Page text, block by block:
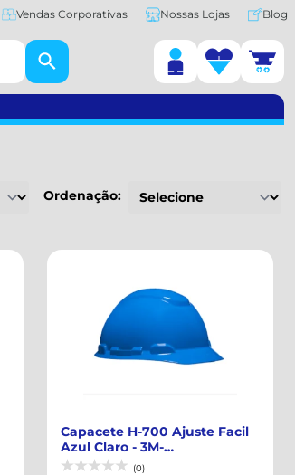
Vendas Corporativas Nossas Lojas Blog
Ordenação:
Capacete H-700 Ajuste Facil
Azul Claro - 3M-
HB004570907
(0)